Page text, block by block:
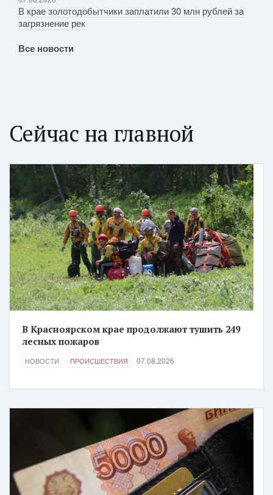
В крае золотодобытчики заплатили 30 млн рублей за
загрязнение рек
Все новости
Сейчас на главной
В Красноярском крае продолжают тушить 249
лесных пожаров
НОВОСТИ ПРОИСШЕСТВИЯ 07.08.2026